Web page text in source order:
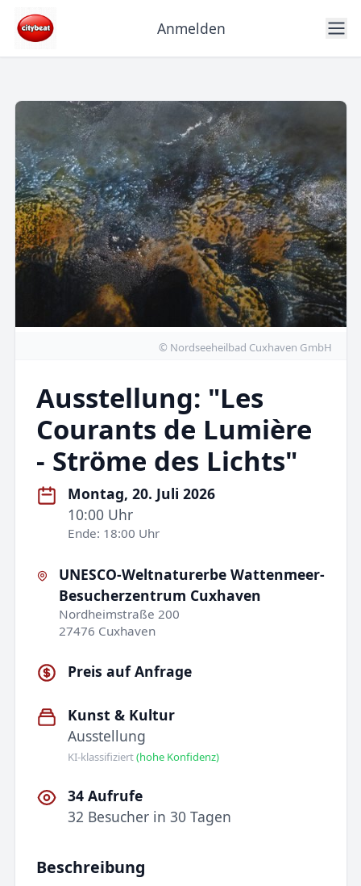
Anmelden
© Nordseeheilbad Cuxhaven GmbH
Ausstellung: "Les
Courants de Lumière
- Ströme des Lichts"
Montag, 20. Juli 2026
10:00 Uhr
Ende: 18:00 Uhr
UNESCO-Weltnaturerbe Wattenmeer-
Besucherzentrum Cuxhaven
Nordheimstraße 200
27476 Cuxhaven
Preis auf Anfrage
Kunst & Kultur
Ausstellung
KI-klassifiziert(hohe Konfidenz)
34 Aufrufe
32 Besucher in 30 Tagen
Beschreibung